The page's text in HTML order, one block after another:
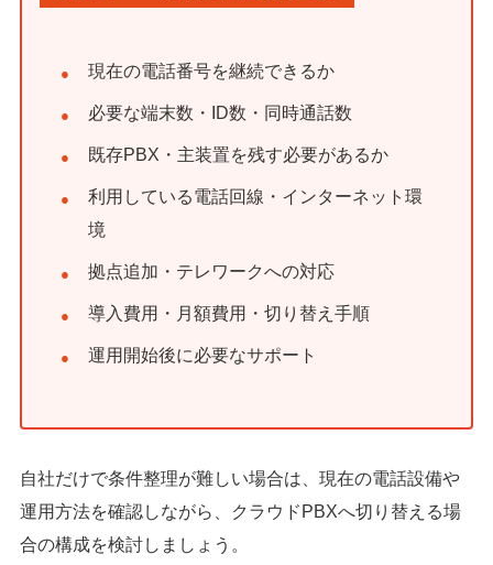
現在の電話番号を継続できるか
必要な端末数・ID数・同時通話数
既存PBX・主装置を残す必要があるか
利用している電話回線・インターネット環
境
拠点追加・テレワークへの対応
導入費用・月額費用・切り替え手順
運用開始後に必要なサポート
自社だけで条件整理が難しい場合は、現在の電話設備や
運用方法を確認しながら、クラウドPBXへ切り替える場
合の構成を検討しましょう。